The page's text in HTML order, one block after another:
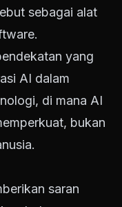
sebagai alat
yang
AI dalam
di mana AI
bukan
saran